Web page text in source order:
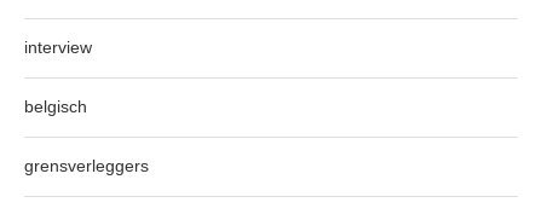
interview
belgisch
grensverleggers